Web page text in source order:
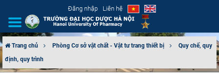
Đăng nhập Liên hệ
GIỚI THIỆU
Trang chủ Phòng Cơ sở vật chất - Vật tư trang thiết bị
Quy chế, quy
định, quy trình